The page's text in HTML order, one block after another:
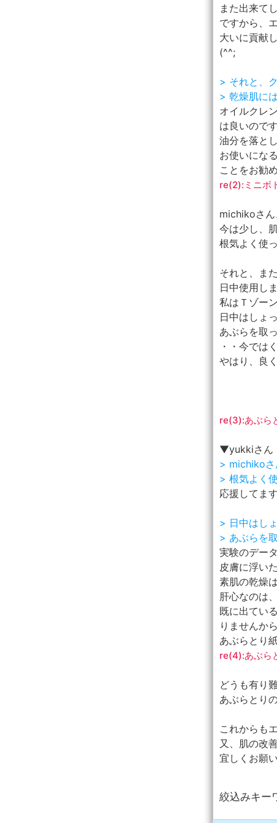
また出来て
ですから、
大いに貢献
(^^;
> それと、
> 乾燥肌に
オイルクレ
は良いので
油分を落と
お使いにな
ことをお勧
re(2):ミニボ
michikoさん
今は少し、
根気よく使
それと、ま
日中使用し
私はＴゾー
日中はしょ
あぶらを取
・・今では
やはり、良
re(3):あぶら
▼yukkiさん
> michikoさ
> 根気よく
応援してま
> 日中はし
> あぶらを
実験のデー
皮膚に浮い
素肌の乾燥
肝心なのは
既に出てい
りませんから
あぶらとり
re(4):あぶら
どうも有り
あぶらとり
これからも
又、肌の改
宜しくお願
絞込みキー